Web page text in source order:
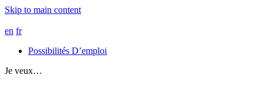
Skip to main content
en fr
Possibilités D’emploi
Je veux…